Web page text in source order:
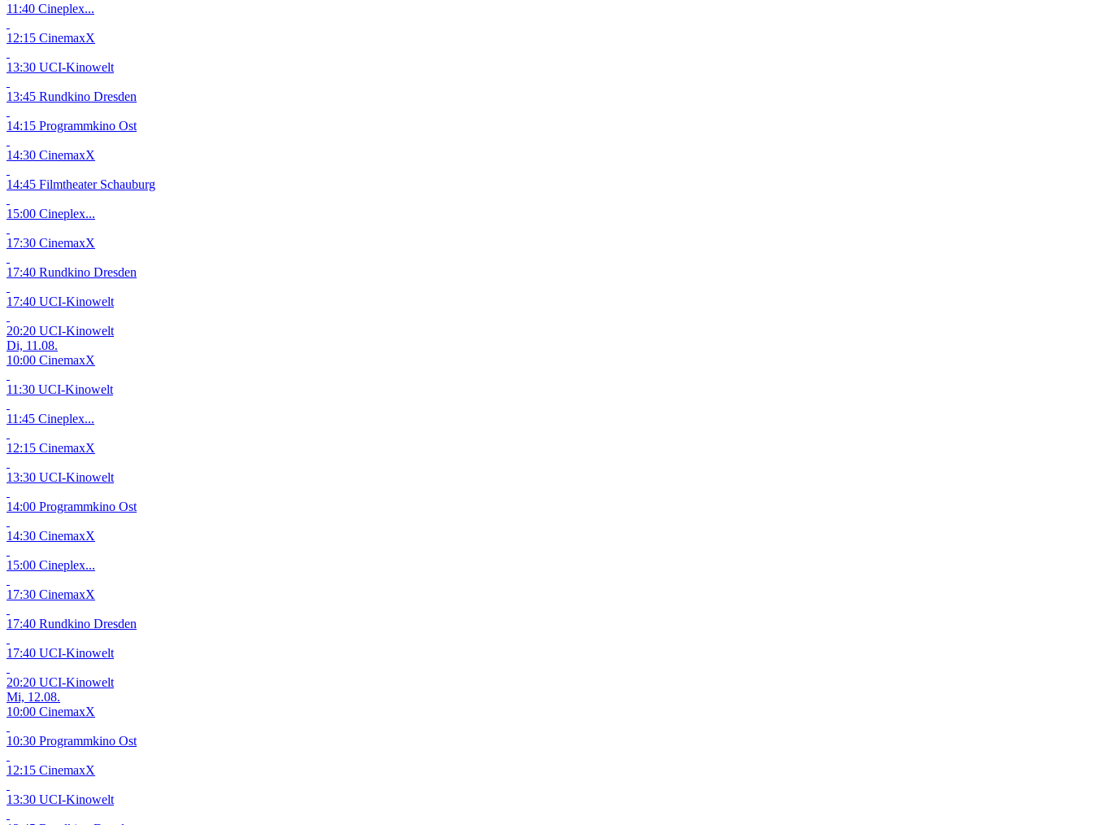
11:40 Cineplex...
12:15 CinemaxX
13:30 UCI-Kinowelt
13:45 Rundkino Dresden
14:15 Programmkino Ost
14:30 CinemaxX
14:45 Filmtheater Schauburg
15:00 Cineplex...
17:30 CinemaxX
17:40 Rundkino Dresden
17:40 UCI-Kinowelt
20:20 UCI-Kinowelt
Di, 11.08.
10:00 CinemaxX
11:30 UCI-Kinowelt
11:45 Cineplex...
12:15 CinemaxX
13:30 UCI-Kinowelt
14:00 Programmkino Ost
14:30 CinemaxX
15:00 Cineplex...
17:30 CinemaxX
17:40 Rundkino Dresden
17:40 UCI-Kinowelt
20:20 UCI-Kinowelt
Mi, 12.08.
10:00 CinemaxX
10:30 Programmkino Ost
12:15 CinemaxX
13:30 UCI-Kinowelt